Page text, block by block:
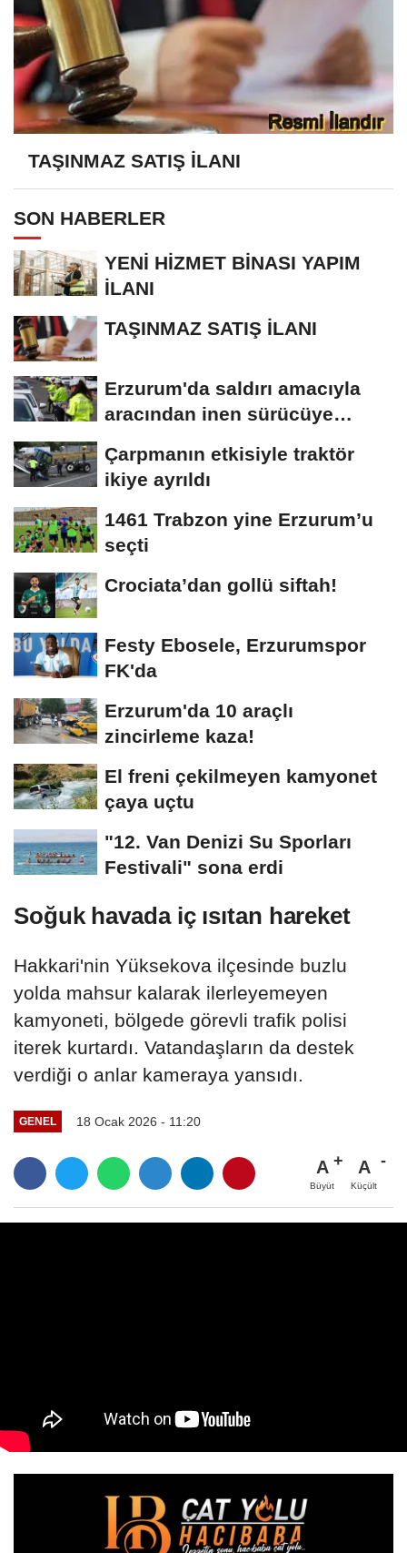
TAŞINMAZ SATIŞ İLANI
SON HABERLER
YENİ HİZMET BİNASI YAPIM
İLANI
TAŞINMAZ SATIŞ İLANI
Erzurum'da saldırı amacıyla
aracından inen sürücüye
Çarpmanın etkisiyle traktör
ikiye ayrıldı
1461 Trabzon yine Erzurum’u
seçti
Crociata’dan gollü siftah!
Festy Ebosele, Erzurumspor
FK'da
Erzurum'da 10 araçlı
zincirleme kaza!
El freni çekilmeyen kamyonet
çaya uçtu
"12. Van Denizi Su Sporları
Festivali" sona erdi
Soğuk havada iç ısıtan hareket
Hakkari'nin Yüksekova ilçesinde buzlu
yolda mahsur kalarak ilerleyemeyen
kamyoneti, bölgede görevli trafik polisi
iterek kurtardı. Vatandaşların da destek
verdiği o anlar kameraya yansıdı.
GENEL 18 Ocak 2026 - 11:20
A
Büyüt
A
Küçült